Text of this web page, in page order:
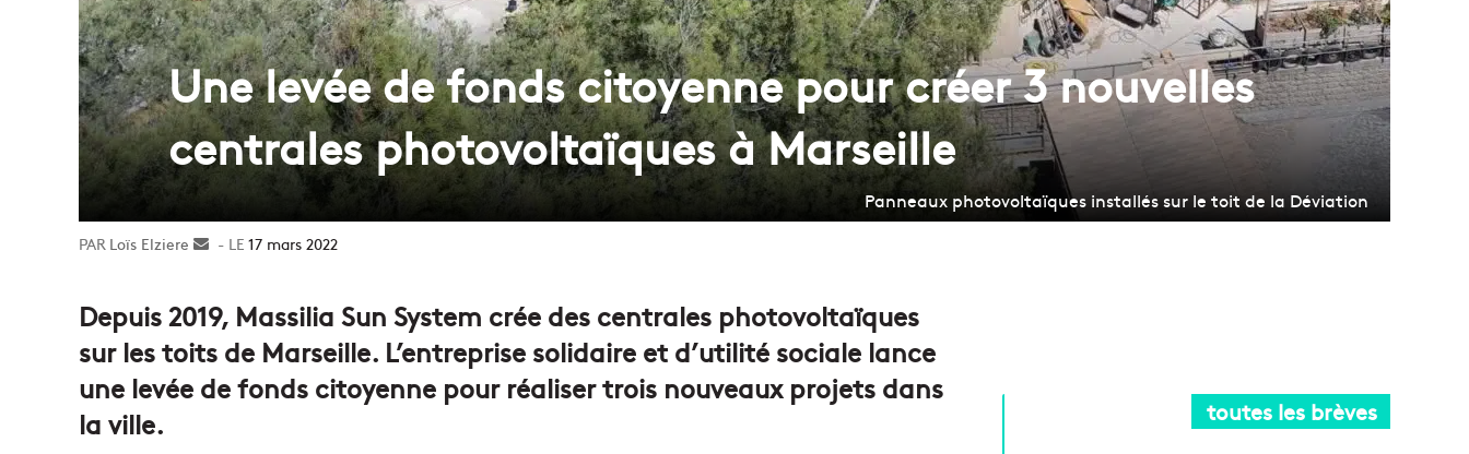
Une levée de fonds citoyenne pour créer 3 nouvelles
centrales photovoltaïques à Marseille
Panneaux photovoltaïques installés sur le toit de la Déviation
Loïs Elziere
Envoyer17 mars 2022
Depuis 2019, Massilia Sun System crée des centrales photovoltaïques
sur les toits de Marseille. L’entreprise solidaire et d’utilité sociale lance
une levée de fonds citoyenne pour réaliser trois nouveaux projets dans
la ville.
toutes les brèves